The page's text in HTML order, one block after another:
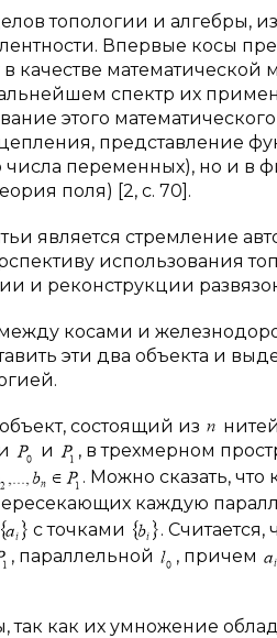
топологии и алгебры,
Впервые косы
качестве
спектр их
этого
представление
переменных), но и в
поля) [2, с. 70].
является стремление
использования
и реконструкции
косами и
эти два объекта и
состоящий из
и
, в трехмерном
. Можно сказать, что
каждую
с точками . Считается,
, параллельной , причем
так как их умножение